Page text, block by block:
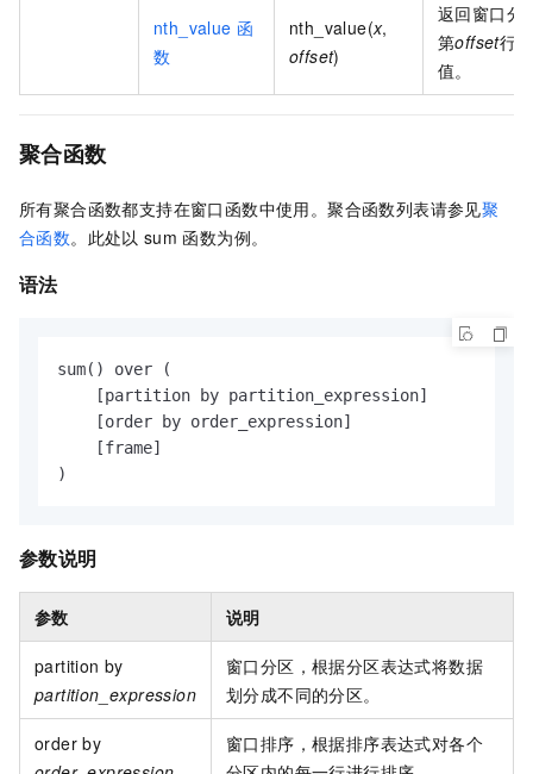
nth_value 函
数
nth_value(x,
offset)
返回窗口分
第offset行的
值。
聚合函数
所有聚合函数都支持在窗口函数中使用。聚合函数列表请参见聚
合函数。此处以 sum 函数为例。
语法
sum() over (
    [partition by partition_expression]
    [order by order_expression]
    [frame]
)
参数说明
参数 说明
partition by
partition_expression
窗口分区，根据分区表达式将数据
划分成不同的分区。
order by
窗口排序，根据排序表达式对各个